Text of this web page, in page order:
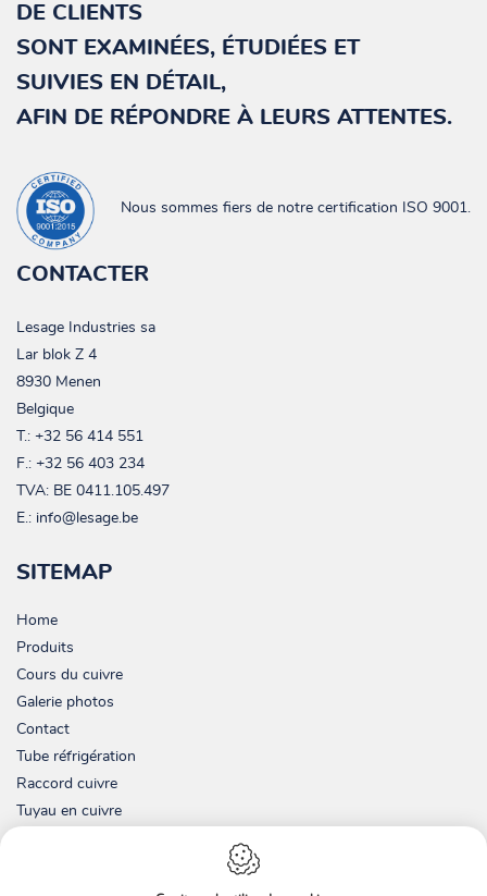
DE CLIENTS
SONT EXAMINÉES, ÉTUDIÉES ET
SUIVIES EN DÉTAIL,
AFIN DE RÉPONDRE À LEURS ATTENTES.
Nous sommes fiers de notre certification ISO 9001.
CONTACTER
Lesage Industries sa
Lar blok Z 4
8930 Menen
Belgique
T.: +32 56 414 551
F.: +32 56 403 234
TVA: BE 0411.105.497
E.: info@lesage.be
SITEMAP
Home
Produits
Cours du cuivre
Galerie photos
Contact
Tube réfrigération
Raccord cuivre
Tuyau en cuivre